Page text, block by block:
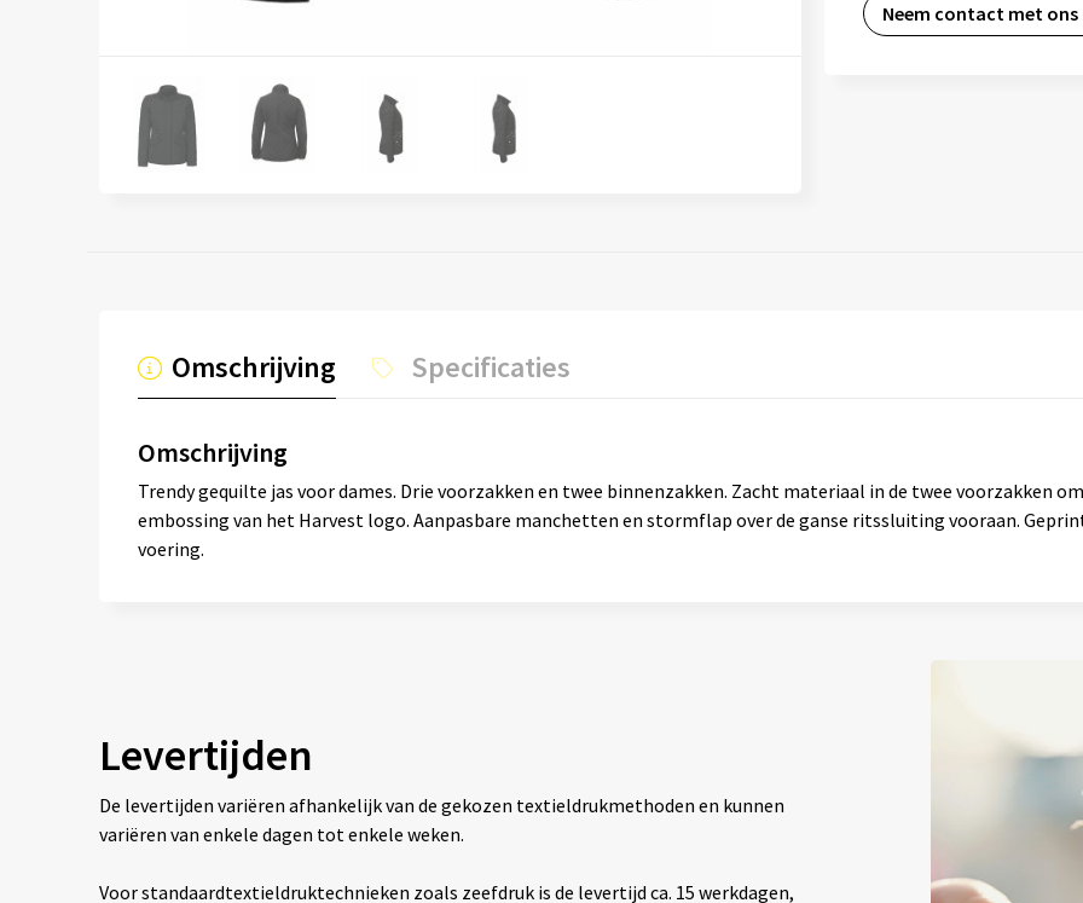
Neem contact met ons
Omschrijving Specificaties
Omschrijving
Trendy gequilte jas voor dames. Drie voorzakken en twee binnenzakken. Zacht materiaal in de twee voorzakken
embossing van het Harvest logo. Aanpasbare manchetten en stormflap over de ganse ritssluiting vooraan.
voering.
Levertijden
De levertijden variëren afhankelijk van de gekozen textieldrukmethoden en kunnen
variëren van enkele dagen tot enkele weken.
Voor standaardtextieldruktechnieken zoals zeefdruk is de levertijd ca. 15 werkdagen,